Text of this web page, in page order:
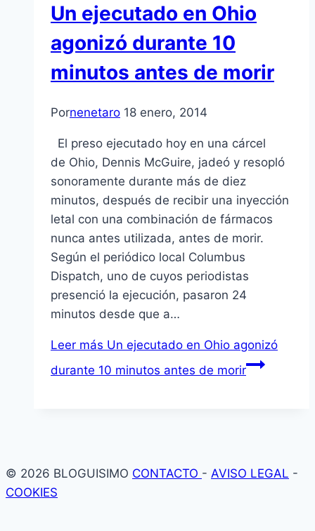
Un ejecutado en Ohio
agonizó durante 10
minutos antes de morir
Pornenetaro 18 enero, 2014
El preso ejecutado hoy en una cárcel
de Ohio, Dennis McGuire, jadeó y resopló
sonoramente durante más de diez
minutos, después de recibir una inyección
letal con una combinación de fármacos
nunca antes utilizada, antes de morir.
Según el periódico local Columbus
Dispatch, uno de cuyos periodistas
presenció la ejecución, pasaron 24
minutos desde que a…
Leer más Un ejecutado en Ohio agonizó
durante 10 minutos antes de morir
© 2026 BLOGUISIMO CONTACTO - AVISO LEGAL -
COOKIES